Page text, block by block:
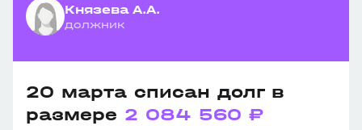
Князева А.А.
должник
20 марта списан долг в
размере 2 084 560 ₽